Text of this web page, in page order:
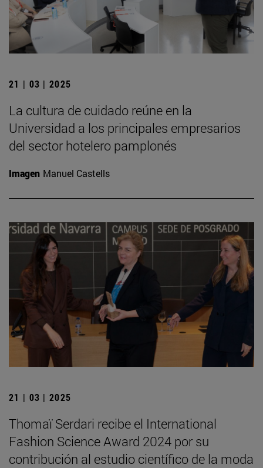
21 | 03 | 2025
La cultura de cuidado reúne en la
Universidad a los principales empresarios
del sector hotelero pamplonés
Imagen Manuel Castells
21 | 03 | 2025
Thomaï Serdari recibe el International
Fashion Science Award 2024 por su
contribución al estudio científico de la moda